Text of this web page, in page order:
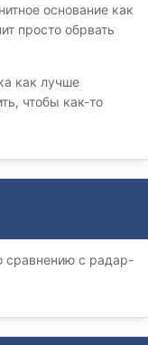
основание как
просто обрвать
как лучше
чтобы как-то
сравнению с радар-